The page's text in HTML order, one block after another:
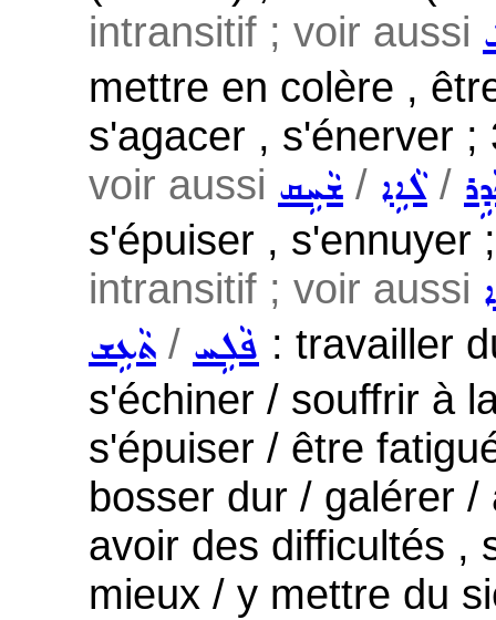
intransitif ; voir aussi
mettre en colère ,
s'agacer , s'énerver
voir aussi ܫܵܚܹܩ / ܠܵܐܹܐ/
s'épuiser , s'ennuyer
intransitif ; voir aussi
ܬܵܥܹܫ / ܦܵܠܹܚ : travailler
s'échiner / souffrir à
s'épuiser / être
bosser dur / galérer
avoir des difficultés ,
mieux / y mettre du